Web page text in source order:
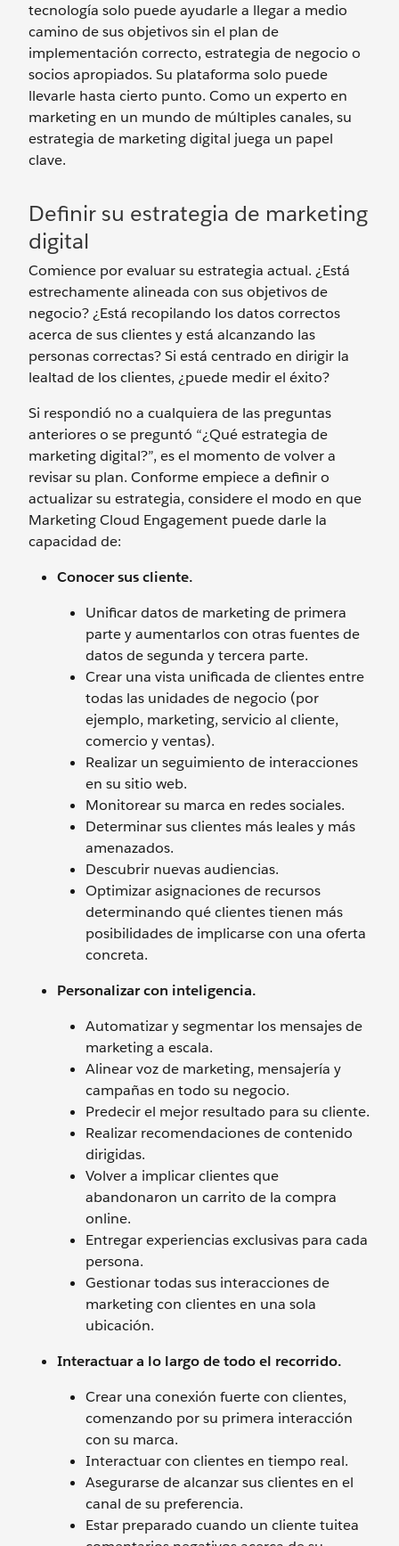
tecnología solo puede ayudarle a llegar a medio
camino de sus objetivos sin el plan de
implementación correcto, estrategia de negocio o
socios apropiados. Su plataforma solo puede
llevarle hasta cierto punto. Como un experto en
marketing en un mundo de múltiples canales, su
estrategia de marketing digital juega un papel
clave.
Definir su estrategia de marketing
digital
Comience por evaluar su estrategia actual. ¿Está
estrechamente alineada con sus objetivos de
negocio? ¿Está recopilando los datos correctos
acerca de sus clientes y está alcanzando las
personas correctas? Si está centrado en dirigir la
lealtad de los clientes, ¿puede medir el éxito?
Si respondió no a cualquiera de las preguntas
anteriores o se preguntó “¿Qué estrategia de
marketing digital?”, es el momento de volver a
revisar su plan. Conforme empiece a definir o
actualizar su estrategia, considere el modo en que
Marketing Cloud Engagement puede darle la
capacidad de:
Conocer sus cliente.
Unificar datos de marketing de primera
parte y aumentarlos con otras fuentes de
datos de segunda y tercera parte.
Crear una vista unificada de clientes entre
todas las unidades de negocio (por
ejemplo, marketing, servicio al cliente,
comercio y ventas).
Realizar un seguimiento de interacciones
en su sitio web.
Monitorear su marca en redes sociales.
Determinar sus clientes más leales y más
amenazados.
Descubrir nuevas audiencias.
Optimizar asignaciones de recursos
determinando qué clientes tienen más
posibilidades de implicarse con una oferta
concreta.
Personalizar con inteligencia.
Automatizar y segmentar los mensajes de
marketing a escala.
Alinear voz de marketing, mensajería y
campañas en todo su negocio.
Predecir el mejor resultado para su cliente.
Realizar recomendaciones de contenido
dirigidas.
Volver a implicar clientes que
abandonaron un carrito de la compra
online.
Entregar experiencias exclusivas para cada
persona.
Gestionar todas sus interacciones de
marketing con clientes en una sola
ubicación.
Interactuar a lo largo de todo el recorrido.
Crear una conexión fuerte con clientes,
comenzando por su primera interacción
con su marca.
Interactuar con clientes en tiempo real.
Asegurarse de alcanzar sus clientes en el
canal de su preferencia.
Estar preparado cuando un cliente tuitea